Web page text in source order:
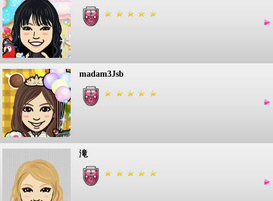
madam3Jsb
滝